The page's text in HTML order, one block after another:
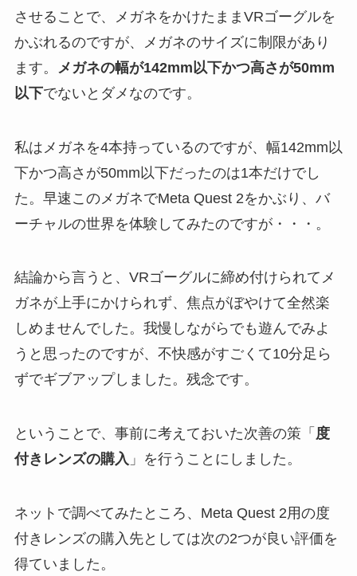
させることで、メガネをかけたままVRゴーグルを
かぶれるのですが、メガネのサイズに制限があり
ます。
メガネの幅が142mm以下かつ高さが50mm
以下でないとダメなのです。
私はメガネを4本持っているのですが、幅142mm以
下かつ高さが50mm以下だったのは1本だけでし
た。早速このメガネでMeta Quest 2をかぶり、バ
ーチャルの世界を体験してみたのですが・・・。
結論から言うと、VRゴーグルに締め付けられてメ
ガネが上手にかけられず、焦点がぼやけて全然楽
しめませんでした。我慢しながらでも遊んでみよ
うと思ったのですが、不快感がすごくて10分足ら
ずでギブアップしました。残念です。
ということで、事前に考えておいた次善の策「 度
付きレンズの購入 」を行うことにしました。
ネットで調べてみたところ、Meta Quest 2用の度
付きレンズの購入先としては次の2つが良い評価を
得ていました。